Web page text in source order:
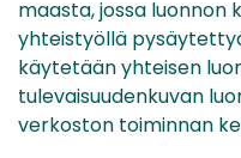
maasta, jossa luonnon
yhteistyöllä
käytetään yhteisen
tulevaisuudenkuvan
verkoston toiminnan